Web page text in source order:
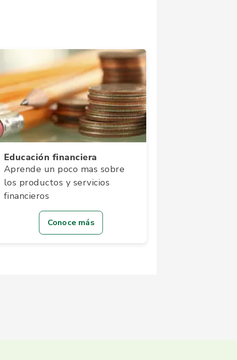
Educación financiera
Aprende un poco mas sobre
los productos y servicios
financieros
Conoce más